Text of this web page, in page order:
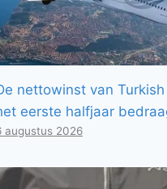
nettowinst van
eerste halfjaar
augustus 2026